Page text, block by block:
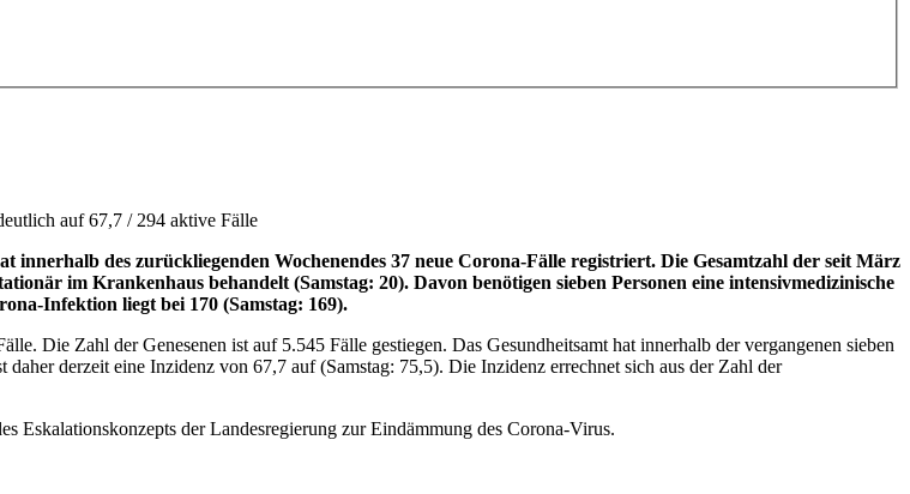
auf 67,7 / 294 aktive Fälle
des zurückliegenden Wochenendes 37 neue Corona-Fälle registriert. Die Gesamtzahl der seit März
im Krankenhaus behandelt (Samstag: 20). Davon benötigen sieben Personen eine intensivmedizinische
Infektion liegt bei 170 (Samstag: 169).
Die Zahl der Genesenen ist auf 5.545 Fälle gestiegen. Das Gesundheitsamt hat innerhalb der vergangenen sieben
derzeit eine Inzidenz von 67,7 auf (Samstag: 75,5). Die Inzidenz errechnet sich aus der Zahl der
Eskalationskonzepts der Landesregierung zur Eindämmung des Corona-Virus.